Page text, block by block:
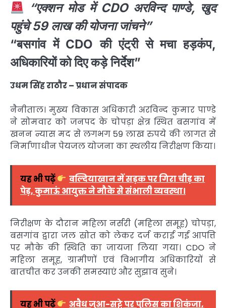
“एक्शन मोड में CDO अरविन्द पाण्डे, खुद
पहुंचे 59 लाख की योजना जांचने”
“बसगांव में CDO की एंट्री से मचा हड़कंप,
अधिकारियों को दिए कड़े निर्देश”
उधम सिंह राठौर – प्रधान संपादक
नैनीताल। मुख्य विकास अधिकारीअरविन्द कुमार पाण्डे
ने सोमवार को जनपद के चोपड़ा क्षेत्र स्थित बसगांव में
खनन न्यास मद से लगभग 59 लाख रुपये की लागत से
निर्माणाधीन पेयजल योजना का स्थलीय निरीक्षण किया।
यह भी पढ़ें
वल्दियाखान में सड़क पर गिरा चीड़ का
पेड़, कुमाऊं आयुक्त ने मौके से संभाली व्यवस्था।
निरीक्षण के दौरान महिला नर्सरी (महिला समूह) चोपड़ा,
बसगांव द्वारा जल स्रोत को लेकर दर्ज कराई गई आपत्ति
पर मौके की स्थिति का जायजा लिया गया। CDO ने
महिला समूह, ग्रामीणों एवं विभागीय अधिकारियों से
बातचीत कर उनकी समस्याएं और सुझाव सुने।
यह भी पढ़ें
अवैध जुआ-सट्टे पर पुलिस का शिकंजा,